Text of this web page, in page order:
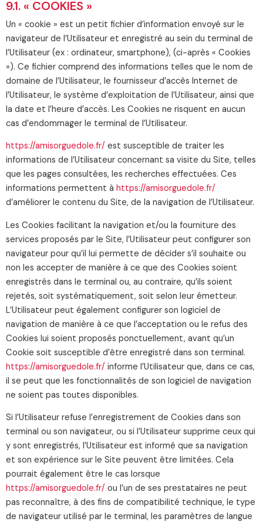
9.1. « COOKIES »
Un « cookie » est un petit fichier d’information envoyé sur le
navigateur de l’Utilisateur et enregistré au sein du terminal de
l’Utilisateur (ex : ordinateur, smartphone), (ci-après « Cookies
»). Ce fichier comprend des informations telles que le nom de
domaine de l’Utilisateur, le fournisseur d’accès Internet de
l’Utilisateur, le système d’exploitation de l’Utilisateur, ainsi que
la date et l’heure d’accès. Les Cookies ne risquent en aucun
cas d’endommager le terminal de l’Utilisateur.
https://amisorguedole.fr/ est susceptible de traiter les
informations de l’Utilisateur concernant sa visite du Site, telles
que les pages consultées, les recherches effectuées. Ces
informations permettent à https://amisorguedole.fr/
d’améliorer le contenu du Site, de la navigation de l’Utilisateur.
Les Cookies facilitant la navigation et/ou la fourniture des
services proposés par le Site, l’Utilisateur peut configurer son
navigateur pour qu’il lui permette de décider s’il souhaite ou
non les accepter de manière à ce que des Cookies soient
enregistrés dans le terminal ou, au contraire, qu’ils soient
rejetés, soit systématiquement, soit selon leur émetteur.
L’Utilisateur peut également configurer son logiciel de
navigation de manière à ce que l’acceptation ou le refus des
Cookies lui soient proposés ponctuellement, avant qu’un
Cookie soit susceptible d’être enregistré dans son terminal.
https://amisorguedole.fr/ informe l’Utilisateur que, dans ce cas,
il se peut que les fonctionnalités de son logiciel de navigation
ne soient pas toutes disponibles.
Si l’Utilisateur refuse l’enregistrement de Cookies dans son
terminal ou son navigateur, ou si l’Utilisateur supprime ceux qui
y sont enregistrés, l’Utilisateur est informé que sa navigation
et son expérience sur le Site peuvent être limitées. Cela
pourrait également être le cas lorsque
https://amisorguedole.fr/ ou l’un de ses prestataires ne peut
pas reconnaître, à des fins de compatibilité technique, le type
de navigateur utilisé par le terminal, les paramètres de langue